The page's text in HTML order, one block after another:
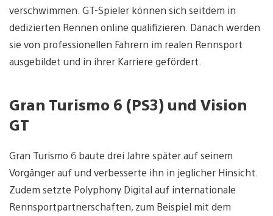
verschwimmen. GT-Spieler können sich seitdem in
dedizierten Rennen online qualifizieren. Danach werden
sie von professionellen Fahrern im realen Rennsport
ausgebildet und in ihrer Karriere gefördert.
Gran Turismo 6 (PS3) und Vision
GT
Gran Turismo 6 baute drei Jahre später auf seinem
Vorgänger auf und verbesserte ihn in jeglicher Hinsicht.
Zudem setzte Polyphony Digital auf internationale
Rennsportpartnerschaften, zum Beispiel mit dem